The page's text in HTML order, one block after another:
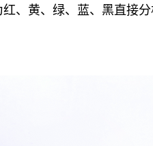
、黄、绿、蓝、黑直接